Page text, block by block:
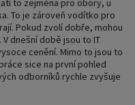
to zejména pro obory, u
To je zároveň vodítko pro
Pokud zvolí dobře, mohou
dnešní době jsou to IT
cenění. Mimo to jsou to
sice na první pohled
odborníků rychle zvyšuje